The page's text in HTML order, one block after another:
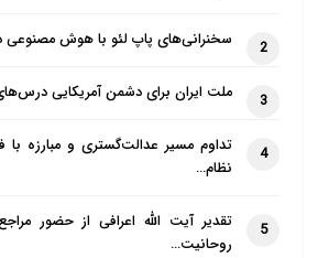
2 سخنرانی‌های پاپ لئو با هوش
3 ملت ایران برای دشمن آمریکایی
4
تداوم مسیر عدالت‌گستری و مبارزه با
نظام…
5
تقدیر آیت الله اعرافی از حضور
روحانیت…